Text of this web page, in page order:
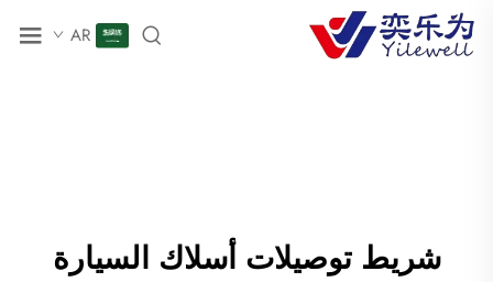
AR
شريط توصيلات أسلاك السيارة